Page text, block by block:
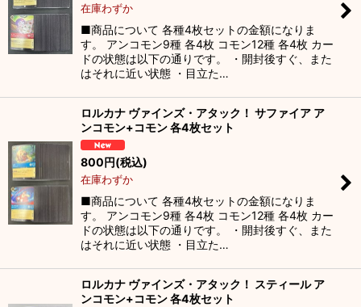
在庫わずか
■商品について 各種4枚セットの金額になりま
す。 アンコモン9種 各4枚 コモン12種 各4枚 カー
ドの状態は以下の通りです。 ・開封後すぐ、また
はそれに近い状態 ・目立た…
ロルカナ ヴァインズ・アタック！ サファイア ア
ンコモン+コモン 各4枚セット
800円(税込)
在庫わずか
■商品について 各種4枚セットの金額になりま
す。 アンコモン9種 各4枚 コモン12種 各4枚 カー
ドの状態は以下の通りです。 ・開封後すぐ、また
はそれに近い状態 ・目立た…
ロルカナ ヴァインズ・アタック！ スティール ア
ンコモン+コモン 各4枚セット